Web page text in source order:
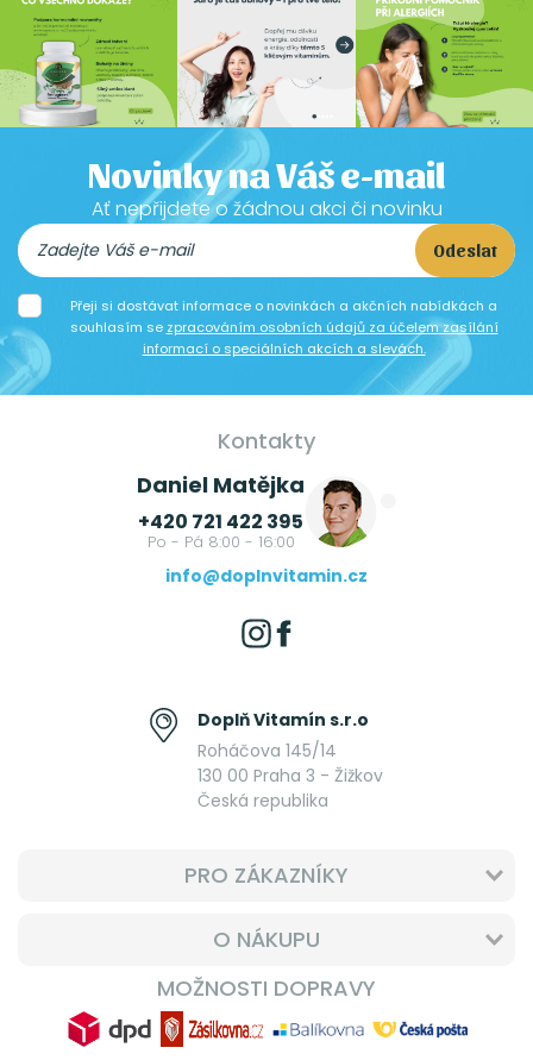
Novinky na Váš e-mail
Ať nepřijdete o žádnou akci či novinku
Odeslat
Přeji si dostávat informace o novinkách a akčních nabídkách a
souhlasím se zpracováním osobních údajů za účelem zasílání
informací o speciálních akcích a slevách.
Kontakty
Daniel Matějka
+420 721 422 395
Po - Pá 8:00 - 16:00
info@doplnvitamin.cz
Doplň Vitamín s.r.o
Roháčova 145/14
130 00 Praha 3 - Žižkov
Česká republika
PRO ZÁKAZNÍKY
O NÁKUPU
MOŽNOSTI DOPRAVY